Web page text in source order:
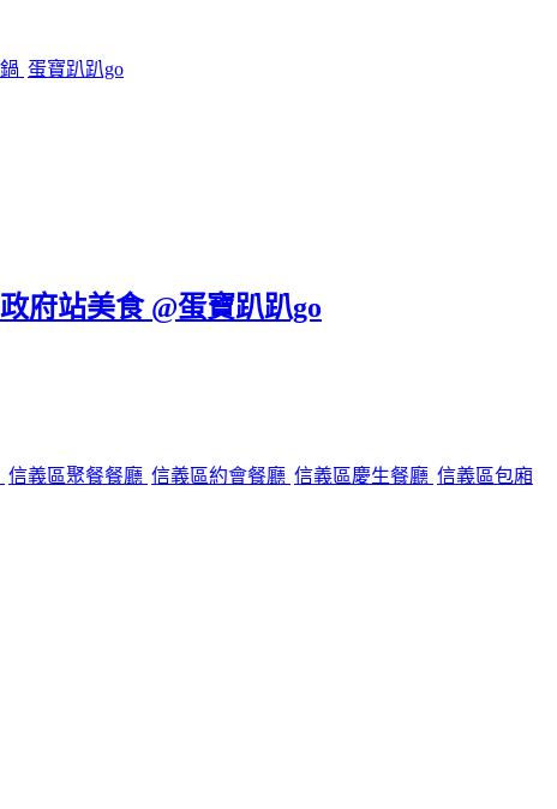
蛋寶趴趴go
府站美食 @蛋寶趴趴go
信義區聚餐餐廳 信義區約會餐廳 信義區慶生餐廳 信義區包廂